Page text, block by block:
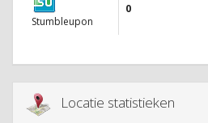
Stumbleupon
0
Locatie statistieken